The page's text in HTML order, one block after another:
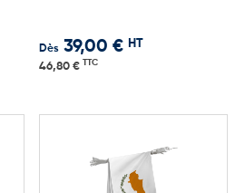
Dès 39,00 € HT
46,80 € TTC